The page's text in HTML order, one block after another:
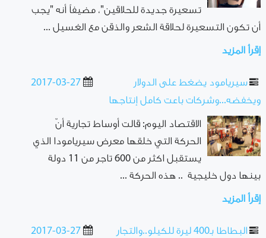
تسعيرة جديدة للحلاقين"، مضيفاً أنه "يجب
أن تكون التسعيرة لحلاقة الشعر والذقن مع الغسيل ...
إقرأ المزيد
2017-03-27
سيريامود يضغط على الدولار
ويخفضه...وشركات باعت كامل إنتاجها
الاقتصاد اليوم: قالت أوساط تجارية أنّ
الحركة التي خلقها معرض سيريامودا الذي
يستقبل اكثر من 600 تاجر من 11 دولة
بينها دول خليجية .. هذه الحركة ...
إقرأ المزيد
2017-03-27
البطاطا بـ400 ليرة للكيلو..والتجار